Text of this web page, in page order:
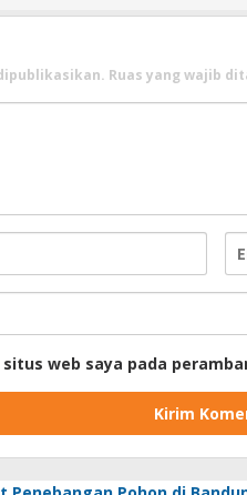
Ruas yang wajib
situs web saya pada